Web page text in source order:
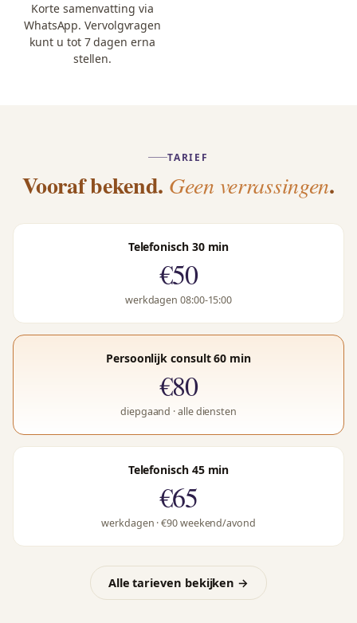
Korte samenvatting via
WhatsApp. Vervolgvragen
kunt u tot 7 dagen erna
stellen.
TARIEF
Vooraf bekend. Geen verrassingen.
Telefonisch 30 min
€50
werkdagen 08:00-15:00
Persoonlijk consult 60 min
€80
diepgaand · alle diensten
Telefonisch 45 min
€65
werkdagen · €90 weekend/avond
Alle tarieven bekijken →